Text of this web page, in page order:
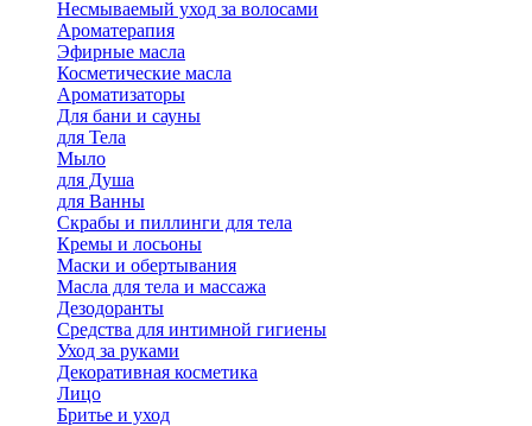
Несмываемый уход за волосами
Ароматерапия
Эфирные масла
Косметические масла
Ароматизаторы
Для бани и сауны
для Тела
Мыло
для Душа
для Ванны
Скрабы и пиллинги для тела
Кремы и лосьоны
Маски и обертывания
Масла для тела и массажа
Дезодоранты
Средства для интимной гигиены
Уход за руками
Декоративная косметика
Лицо
Бритье и уход